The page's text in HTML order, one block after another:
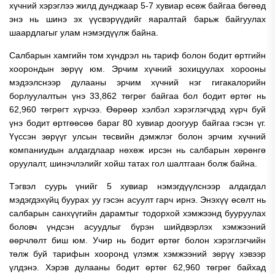
хүчний хэрэглээ жилд дунджаар 5-7 хувиар өсөж байгаа бөгөөд
энэ нь шинэ эх үүсвэрүүдийг яаралтай барьж байгуулах
шаардлагыг улам нэмэгдүүлж байна.
Салбарын хамгийн том хүндрэл нь тариф болон бодит өртгийн
хоорондын зөрүү юм. Эрчим хүчний зохицуулах хорооны
мэдээлснээр дулааны эрчим хүчний нэг гигакалорийн
борлуулалтын үнэ 33,862 төгрөг байгаа бол бодит өртөг нь
62,960 төгрөгт хүрчээ. Өөрөөр хэлбэл хэрэглэгчдэд хүрч буй
үнэ бодит өртгөөсөө бараг 80 хувиар доогуур байгаа гэсэн үг.
Үүссэн зөрүүг улсын төсвийн дэмжлэг болон эрчим хүчний
компаниудын алдагдлаар нөхөж ирсэн нь салбарын хөрөнгө
оруулалт, шинэчлэлийг хойш татах гол шалтгаан болж байна.
Тэгвэл суурь үнийг 5 хувиар нэмэгдүүлснээр алдагдал
мэдэгдэхүйц буурах уу гэсэн асуулт гарч ирнэ. Энэхүү өсөлт нь
салбарын санхүүгийн дарамтыг тодорхой хэмжээнд бууруулах
боловч үндсэн асуудлыг бүрэн шийдвэрлэх хэмжээний
өөрчлөлт биш юм. Учир нь бодит өртөг болон хэрэглэгчийн
төлж буй тарифын хооронд үлэмж хэмжээний зөрүү хэвээр
үлдэнэ. Хэрэв дулааны бодит өртөг 62,960 төгрөг байхад